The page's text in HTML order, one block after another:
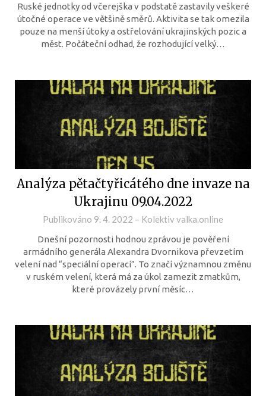
Ruské jednotky od včerejška v podstatě zastavily veškeré
útočné operace ve většině směrů. Aktivita se tak omezila
pouze na menší útoky a ostřelování ukrajinských pozic a
měst. Počáteční odhad, že rozhodující velký…
Analýza pětačtyřicátého dne invaze na
Ukrajinu 09.04.2022
Publikováno 9. 4. 2022 – Kolektiv valka.online
Dnešní pozornosti hodnou zprávou je pověření
armádního generála Alexandra Dvornikova převzetím
velení nad “speciální operací”. To značí významnou změnu
v ruském velení, která má za úkol zamezit zmatkům,
které provázely první měsíc…